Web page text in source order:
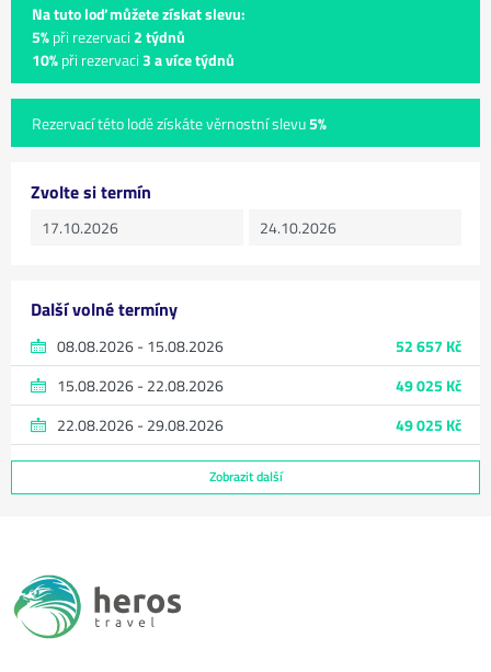
Na tuto loď můžete získat slevu:
5%při rezervaci 2 týdnů
10%při rezervaci3 a více týdnů
Rezervací této lodě získáte věrnostní slevu5%
Zvolte si termín
Další volné termíny
08.08.2026 - 15.08.2026
52 657 Kč
15.08.2026 - 22.08.2026
49 025 Kč
22.08.2026 - 29.08.2026
49 025 Kč
Zobrazit další